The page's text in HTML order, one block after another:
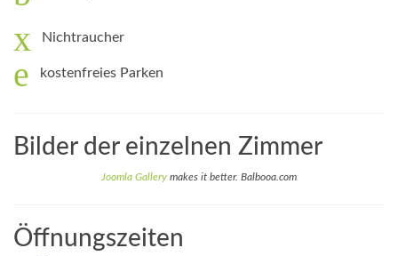
Nichtraucher
kostenfreies Parken
Bilder der einzelnen Zimmer
Joomla Gallery makes it better. Balbooa.com
Öffnungszeiten